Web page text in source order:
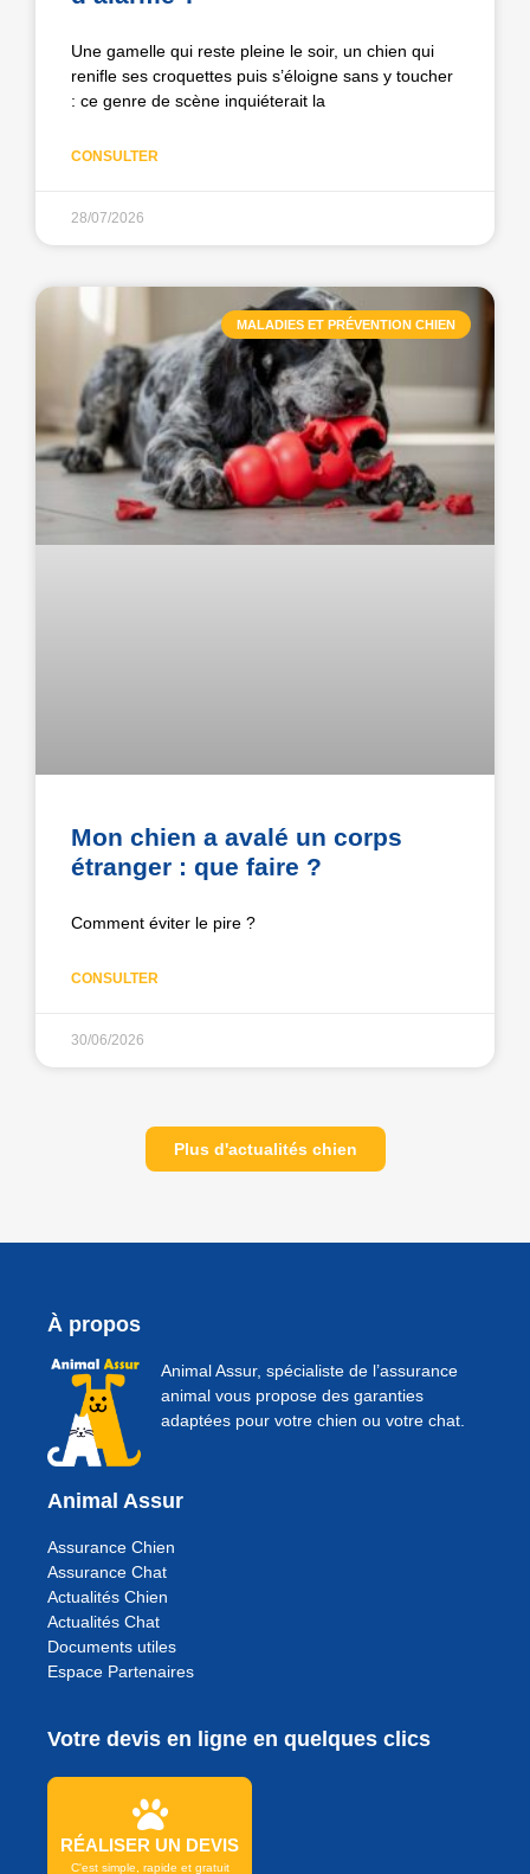
Une gamelle qui reste pleine le soir, un chien qui
renifle ses croquettes puis s’éloigne sans y toucher
: ce genre de scène inquiéterait la
CONSULTER
28/07/2026
MALADIES ET PRÉVENTION CHIEN
Mon chien a avalé un corps
étranger : que faire ?
Comment éviter le pire ?
CONSULTER
30/06/2026
Plus d'actualités chien
À propos
Animal Assur, spécialiste de l’assurance
animal vous propose des garanties
adaptées pour votre chien ou votre chat.
Animal Assur
Assurance Chien
Assurance Chat
Actualités Chien
Actualités Chat
Documents utiles
Espace Partenaires
Votre devis en ligne en quelques clics
RÉALISER UN DEVIS
C'est simple, rapide et gratuit